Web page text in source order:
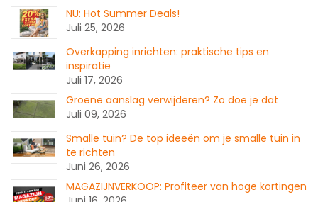
NU: Hot Summer Deals!
Juli 25, 2026
Overkapping inrichten: praktische tips en
inspiratie
Juli 17, 2026
Groene aanslag verwijderen? Zo doe je dat
Juli 09, 2026
Smalle tuin? De top ideeën om je smalle tuin in
te richten
Juni 26, 2026
MAGAZIJNVERKOOP: Profiteer van hoge kortingen